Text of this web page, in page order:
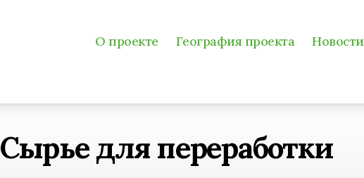
О проекте География проекта Новости
Сырье для переработки